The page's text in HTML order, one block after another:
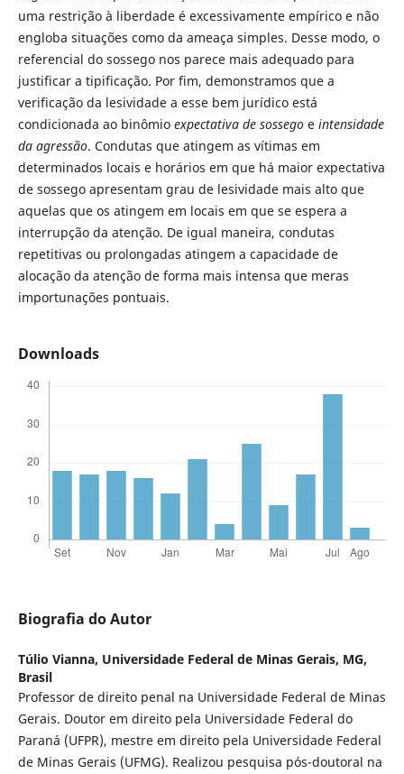
uma restrição à liberdade é excessivamente empírico e não
engloba situações como da ameaça simples. Desse modo, o
referencial do sossego nos parece mais adequado para
justificar a tipificação. Por fim, demonstramos que a
verificação da lesividade a esse bem jurídico está
condicionada ao binômio expectativa de sossegoe intensidade
da agressão. Condutas que atingem as vítimas em
determinados locais e horários em que há maior expectativa
de sossego apresentam grau de lesividade mais alto que
aquelas que os atingem em locais em que se espera a
interrupção da atenção. De igual maneira, condutas
repetitivas ou prolongadas atingem a capacidade de
alocação da atenção de forma mais intensa que meras
importunações pontuais.
Downloads
Biografia do Autor
Túlio Vianna, Universidade Federal de Minas Gerais, MG,
Brasil
Professor de direito penal na Universidade Federal de Minas
Gerais. Doutor em direito pela Universidade Federal do
Paraná (UFPR), mestre em direito pela Universidade Federal
de Minas Gerais (UFMG). Realizou pesquisa pós-doutoral na